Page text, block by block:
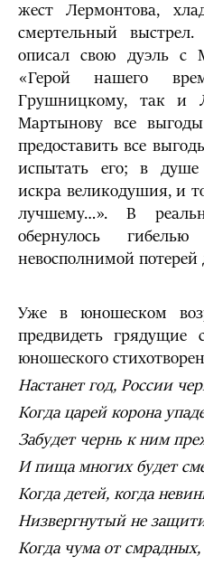
жест Лермонтова,
смертельный
описал свою дуэль с
«Герой нашего
Грушницкому, так и
Мартынову все
предоставить все
испытать его; в душе
искра великодушия, и
лучшему…». В
обернулось
невосполнимой потерей
Уже в юношеском
предвидеть грядущие
юношеского
Настанет год, России
Когда царей корона
Забудет чернь к ним
И пища многих будет
Когда детей, когда
Низвергнутый не
Когда чума от